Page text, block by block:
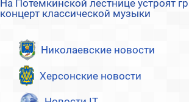
На Потемкинской лестнице устроят
концерт классической музыки
Николаевские новости
Херсонские новости